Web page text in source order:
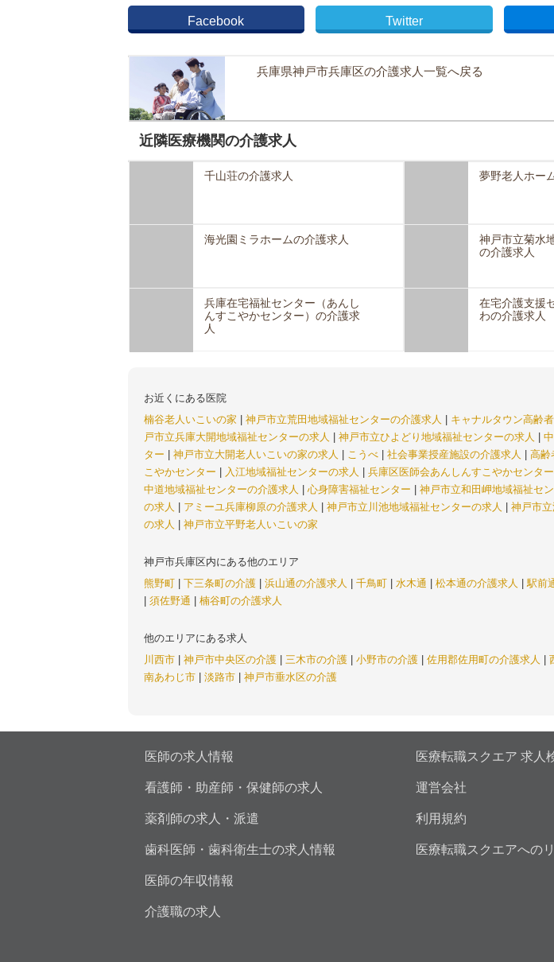
Facebook Twitter
兵庫県神戸市兵庫区の介護求人一覧へ戻る
近隣医療機関の介護求人
千山荘の介護求人 夢野老人ホー
海光園ミラホームの介護求人
神戸市立菊水
の介護求人
兵庫在宅福祉センター（あんし
んすこやかセンター）の介護求
人
在宅介護支援
わの介護求人
お近くにある医院
楠谷老人いこいの家
神戸市立荒田地域福祉センターの介護求人 キャナルタウン高齢
戸市立兵庫大開地域福祉センターの求人
神戸市立ひよどり地域福祉センターの求人
ター
神戸市立大開老人いこいの家の求人 こうべ 社会事業授産施設の介護求人
高齢
こやかセンター
入江地域福祉センターの求人 兵庫区医師会あんしんすこやかセンタ
中道地域福祉センターの介護求人
心身障害福祉センター 神戸市立和田岬地域福祉セ
の求人
アミーユ兵庫柳原の介護求人 神戸市立川池地域福祉センターの求人
神戸市
の求人
神戸市立平野老人いこいの家
神戸市兵庫区内にある他のエリア
熊野町
下三条町の介護 浜山通の介護求人 千鳥町 水木通 松本通の介護求人 |駅前
須佐野通 楠谷町の介護求人
他のエリアにある求人
川西市
神戸市中央区の介護 三木市の介護 小野市の介護 佐用郡佐用町の介護求人
南あわじ市
淡路市 神戸市垂水区の介護
医師の求人情報
看護師・助産師・保健師の求人
薬剤師の求人・派遣
歯科医師・歯科衛生士の求人情報
医師の年収情報
介護職の求人
医療転職スクエア 求人
運営会社
利用規約
医療転職スクエアへの